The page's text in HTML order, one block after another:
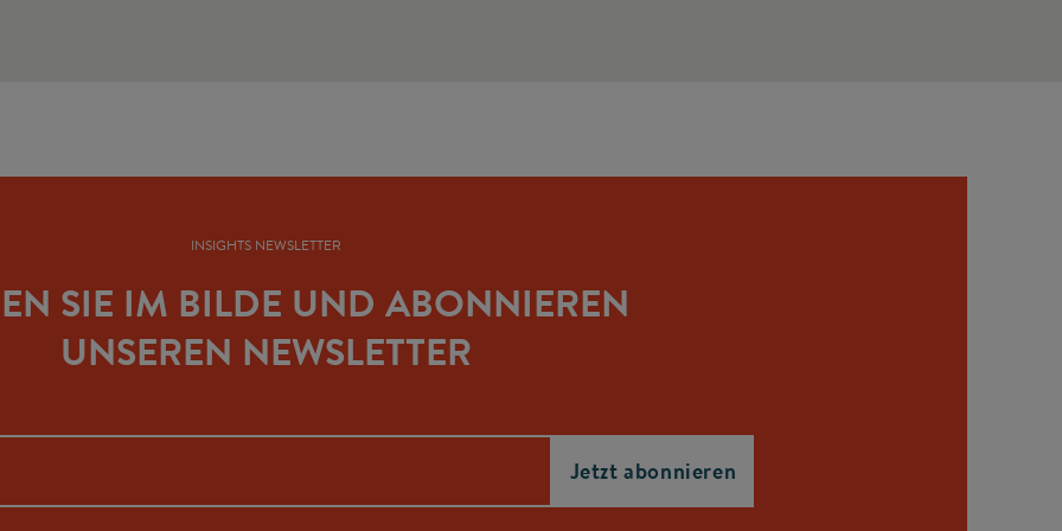
INSIGHTS NEWSLETTER
SIE IM BILDE UND ABONNIEREN
UNSEREN NEWSLETTER